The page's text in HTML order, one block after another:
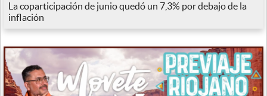
La coparticipación de junio quedó un 7,3% por debajo de la
inflación